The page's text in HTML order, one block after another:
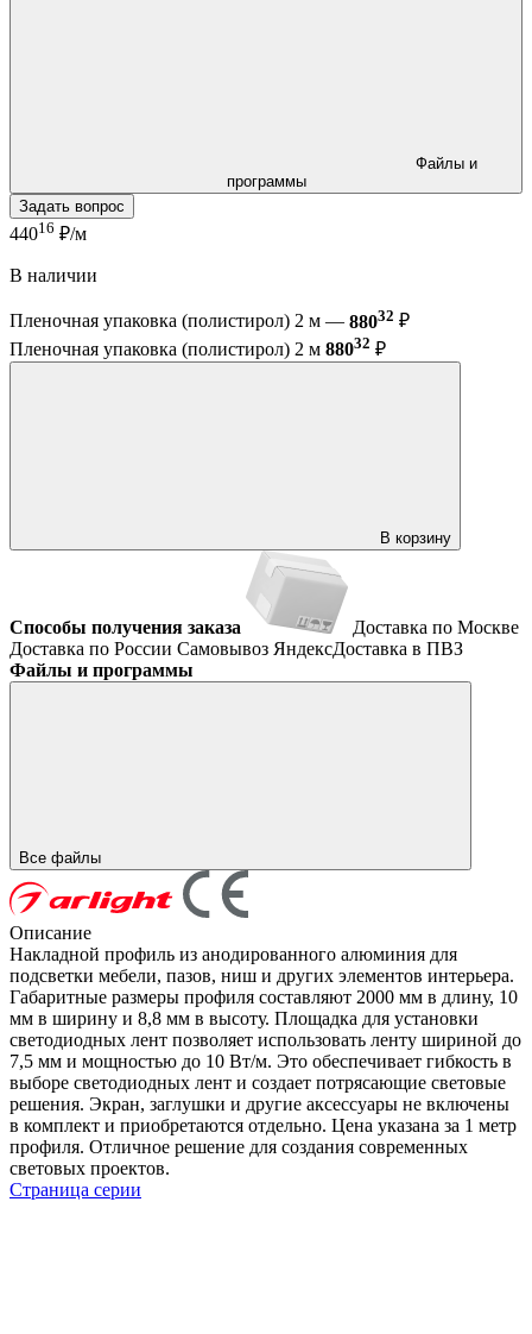
программы
Задать вопрос
44016 ₽/м
В наличии
Пленочная упаковка (полистирол) 2 м — 88032 ₽
Пленочная упаковка (полистирол) 2 м 88032 ₽
В корзину
Способы получения заказа
Доставка по Москве
Доставка по России Самовывоз ЯндексДоставка в ПВЗ
Файлы и программы
Все файлы
Описание
Накладной профиль из анодированного алюминия для
подсветки мебели, пазов, ниш и других элементов интерьера.
Габаритные размеры профиля составляют 2000 мм в длину, 10
мм в ширину и 8,8 мм в высоту. Площадка для установки
светодиодных лент позволяет использовать ленту шириной до
7,5 мм и мощностью до 10 Вт/м. Это обеспечивает гибкость в
выборе светодиодных лент и создает потрясающие световые
решения. Экран, заглушки и другие аксессуары не включены
в комплект и приобретаются отдельно. Цена указана за 1 метр
профиля. Отличное решение для создания современных
световых проектов.
Страница серии